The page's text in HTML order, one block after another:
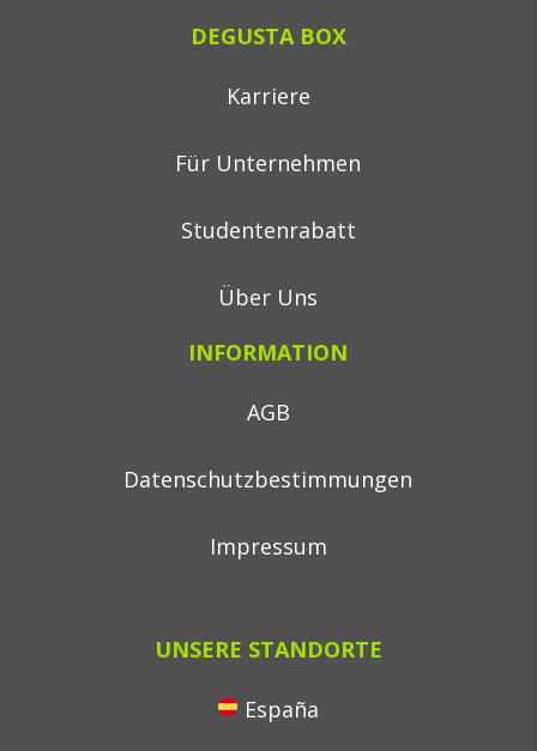
DEGUSTA BOX
Karriere
Für Unternehmen
Studentenrabatt
Über Uns
INFORMATION
AGB
Datenschutzbestimmungen
Impressum
UNSERE STANDORTE
España